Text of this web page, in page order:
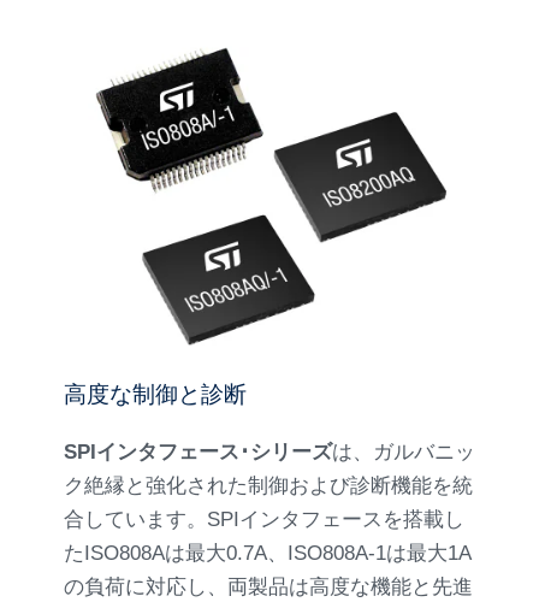
高度な制御と診断
SPIインタフェース･シリーズは、ガルバニッ
ク絶縁と強化された制御および診断機能を統
合しています。SPIインタフェースを搭載し
たISO808Aは最大0.7A、ISO808A-1は最大1A
の負荷に対応し、両製品は高度な機能と先進